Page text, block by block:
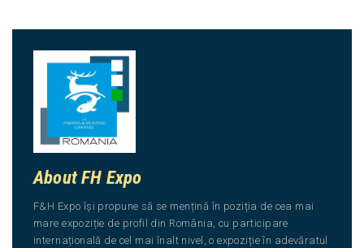
About FH Expo
F&H Expo își propune să se mențină în poziția de cea mai
mare expoziție de profil din România, cu participare
internațională de cel mai înalt nivel, o expoziție în adevăratul